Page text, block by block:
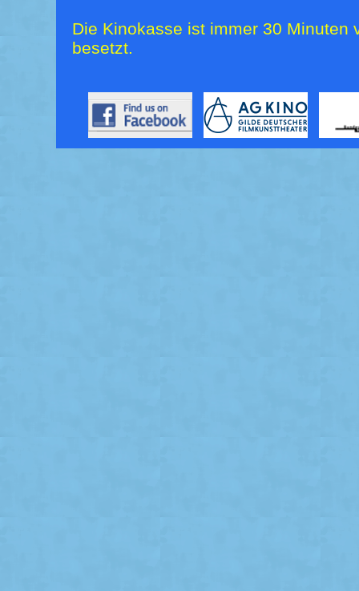
Die Kinokasse ist immer 30 Minuten
besetzt.